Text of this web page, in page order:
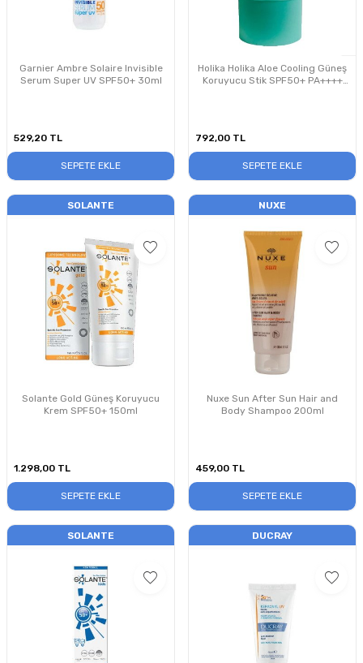
Garnier Ambre Solaire Invisible
Serum Super UV SPF50+ 30ml
529,20 TL
SEPETE EKLE
Holika Holika Aloe Cooling Güneş
Koruyucu Stik SPF50+ PA++++
792,00 TL
SEPETE EKLE
SOLANTE
Solante Gold Güneş Koruyucu
Krem SPF50+ 150ml
1.298,00 TL
SEPETE EKLE
NUXE
Nuxe Sun After Sun Hair and
Body Shampoo 200ml
459,00 TL
SEPETE EKLE
SOLANTE DUCRAY